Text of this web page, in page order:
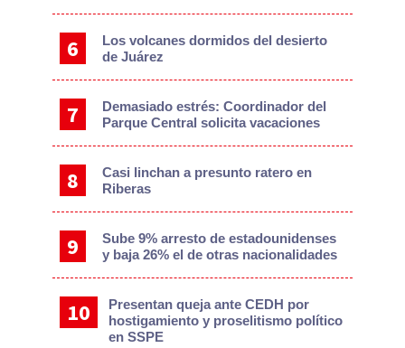
Los volcanes dormidos del desierto
de Juárez
Demasiado estrés: Coordinador del
Parque Central solicita vacaciones
Casi linchan a presunto ratero en
Riberas
Sube 9% arresto de estadounidenses
y baja 26% el de otras nacionalidades
Presentan queja ante CEDH por
hostigamiento y proselitismo político
en SSPE